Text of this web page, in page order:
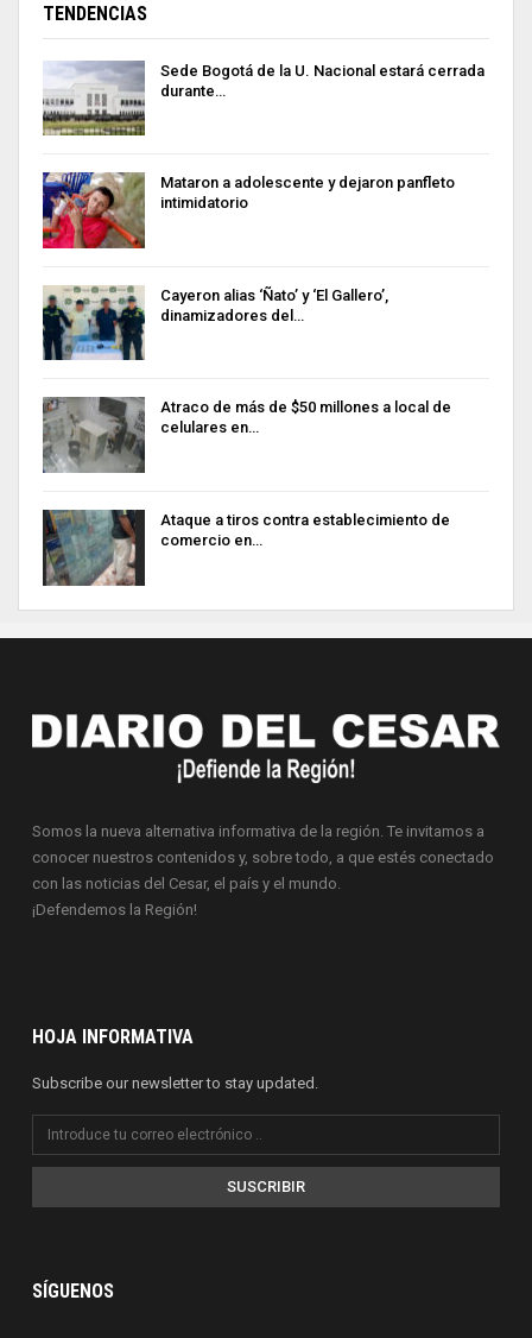
TENDENCIAS
Sede Bogotá de la U. Nacional estará cerrada
durante…
Mataron a adolescente y dejaron panfleto
intimidatorio
Cayeron alias ‘Ñato’ y ‘El Gallero’,
dinamizadores del…
Atraco de más de $50 millones a local de
celulares en…
Ataque a tiros contra establecimiento de
comercio en…
Somos la nueva alternativa informativa de la región. Te invitamos a
conocer nuestros contenidos y, sobre todo, a que estés conectado
con las noticias del Cesar, el país y el mundo.
¡Defendemos la Región!
HOJA INFORMATIVA
Subscribe our newsletter to stay updated.
SUSCRIBIR
SÍGUENOS